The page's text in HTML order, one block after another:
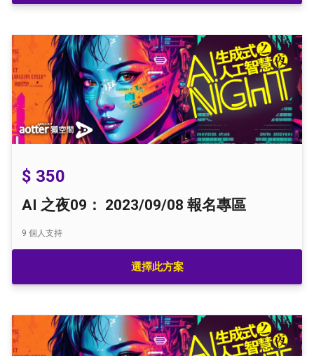
$ 350
AI 之夜09： 2023/09/08 報名專區
9 個人支持
選擇此方案